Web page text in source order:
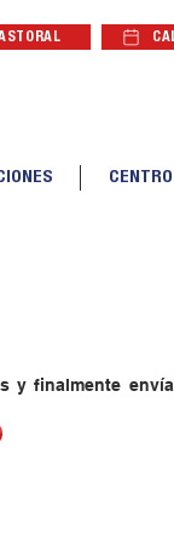
finalmente